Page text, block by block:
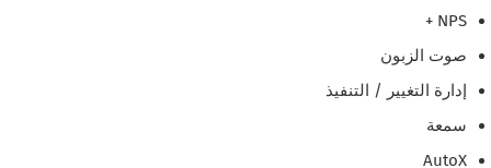
NPS +
صوت الزبون
إدارة التغيير / التنفيذ
سمعة
AutoX